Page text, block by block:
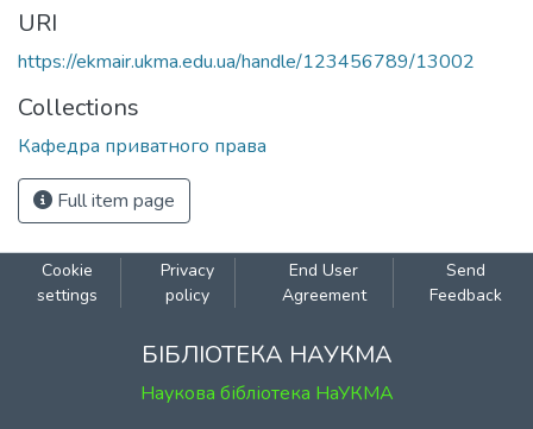
URI
https://ekmair.ukma.edu.ua/handle/123456789/13002
Collections
Кафедра приватного права
Full item page
Cookie
settings
Privacy
policy
End User
Agreement
Send
Feedback
БІБЛІОТЕКА НАУКМА
Наукова бібліотека НаУКМА